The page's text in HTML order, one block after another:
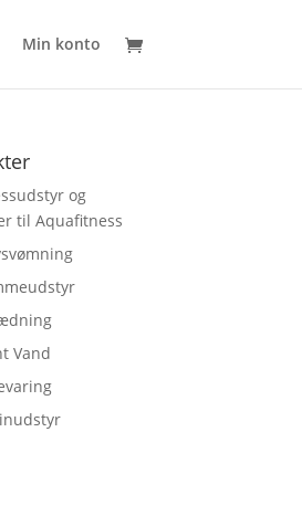
Min konto
og
til Aquafitness
Vand